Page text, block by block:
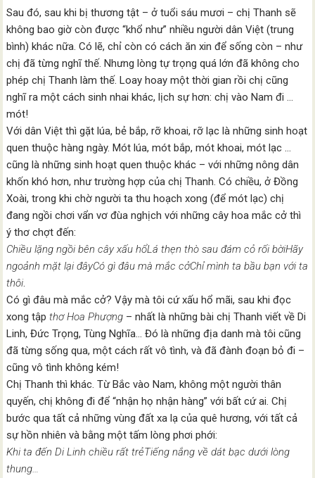
Sau đó, sau khi bị thương tật – ở tuổi sáu mươi – chị Thanh sẽ
không bao giờ còn được “khổ như” nhiều người dân Việt (trung
bình) khác nữa. Có lẽ, chỉ còn có cách ăn xin để sống còn – như
chị đã từng nghĩ thế. Nhưng lòng tự trọng quá lớn đã không cho
phép chị Thanh làm thế. Loay hoay một thời gian rồi chị cũng
nghĩ ra một cách sinh nhai khác, lịch sự hơn: chị vào Nam đi …
mót!
Với dân Việt thì gặt lúa, bẻ bắp, rỡ khoai, rỡ lạc là những sinh hoạt
quen thuộc hàng ngày. Mót lúa, mót bắp, mót khoai, mót lạc …
cũng là những sinh hoạt quen thuộc khác – với những nông dân
khốn khó hơn, như trường hợp của chị Thanh. Có chiều, ở Đồng
Xoài, trong khi chờ người ta thu hoạch xong (để mót lạc) chị
đang ngồi chơi vẩn vơ đùa nghịch với những cây hoa mắc cở thì
ý thơ chợt đến:
Chiều lặng ngồi bên cây xấu hổLá thẹn thò sau đám cỏ rối bờiHãy
ngoảnh mặt lại đâyCó gì đâu mà mắc cởChỉ mình ta bầu bạn với ta
thôi.
Có gì đâu mà mắc cở? Vậy mà tôi cứ xấu hổ mãi, sau khi đọc
xong tậpthơ Hoa Phượng – nhất là những bài chị Thanh viết về Di
Linh, Đức Trọng, Tùng Nghĩa… Đó là những địa danh mà tôi cũng
đã từng sống qua, một cách rất vô tình, và đã đành đoạn bỏ đi –
cũng vô tình không kém!
Chị Thanh thì khác. Từ Bắc vào Nam, không một người thân
quyến, chị không đi để “nhận họ nhận hàng” với bất cứ ai. Chị
bước qua tất cả những vùng đất xa lạ của quê hương, với tất cả
sự hồn nhiên và bằng một tấm lòng phơi phới:
Khi ta đến Di Linh chiều rất trẻTiếng nắng về dát bạc dưới lòng
thung…